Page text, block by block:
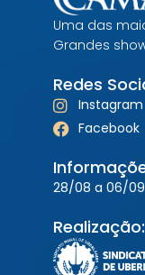
Uma das
Grandes
Redes
Instagram
Facebook
28/08 a 06/
Realização: